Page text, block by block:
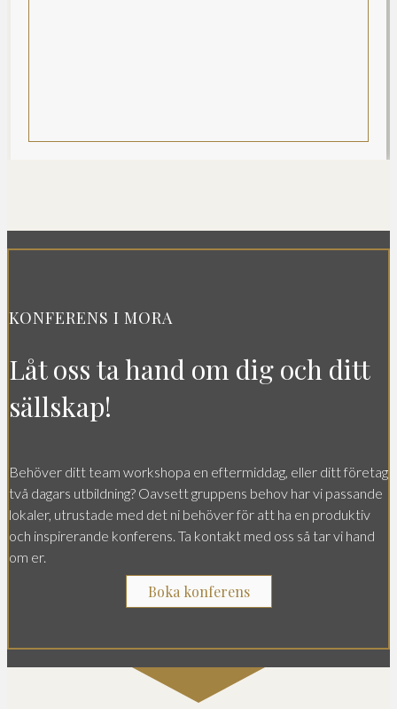
KONFERENS I MORA
Låt oss ta hand om dig och ditt
sällskap!
Behöver ditt team workshopa en eftermiddag, eller ditt företag
två dagars utbildning? Oavsett gruppens behov har vi passande
lokaler, utrustade med det ni behöver för att ha en produktiv
och inspirerande konferens. Ta kontakt med oss så tar vi hand
om er.
Boka konferens